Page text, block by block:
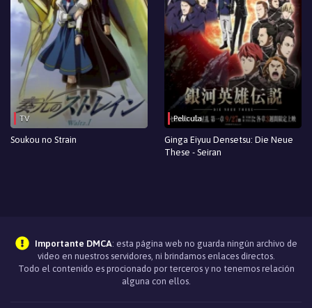
TV
Soukou no Strain
Película
Ginga Eiyuu Densetsu: Die Neue
These - Seiran
Importante DMCA: esta página web no guarda ningún archivo de
video en nuestros servidores, ni brindamos enlaces directos.
Todo el contenido es procionado por terceros y no tenemos relación
alguna con ellos.